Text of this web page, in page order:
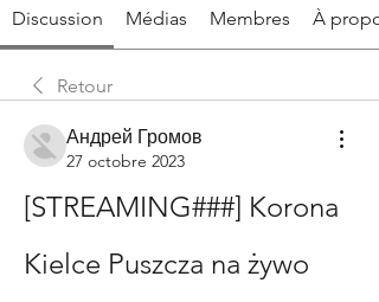
Discussion Médias Membres À
Retour
Андрей Громов
27 octobre 2023
[STREAMING###] Korona
Kielce Puszcza na żywo